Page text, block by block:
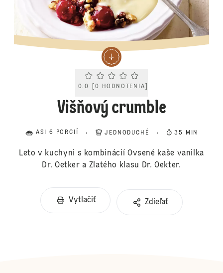
Current rating 0.0. Click to rate.
0.0 0 HODNOTENIA
Višňový crumble
ASI 6 PORCIÍ JEDNODUCHÉ 35 MIN
Leto v kuchyni s kombinácií Ovsené kaše vanilka
Dr. Oetker a Zlatého klasu Dr. Oekter.
Vytlačiť Zdieľať